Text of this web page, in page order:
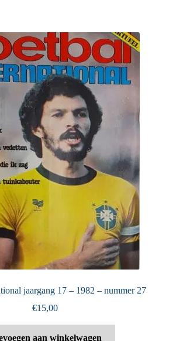
jaargang 17 – 1982 – nummer 27
€15,00
aan winkelwagen